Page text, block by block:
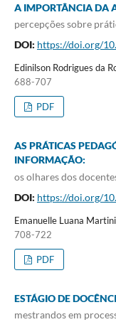
A IMPORTÂNCIA DA
percepções sobre
DOI: https://doi.org/
Edinilson Rodrigues da
688-707
PDF
AS PRÁTICAS
INFORMAÇÃO:
os olhares dos
DOI: https://doi.org/
Emanuelle Luana
708-722
PDF
ESTÁGIO DE
mestrandos em